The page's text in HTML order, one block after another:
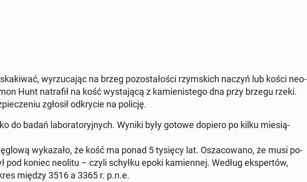
wy­rzu­ca­jąc na brzeg po­zo­sta­ło­ści rzym­skich naczyń lub kości neo­
Hunt na­tra­fił na kość wy­sta­ją­cą z ka­mie­ni­ste­go dna przy brzegu rzeki.
zgłosił od­kry­cie na policję.
do badań la­bo­ra­to­ryj­nych. Wyniki były gotowe dopiero po kilku mie­sią­
wy­ka­za­ło, że kość ma ponad 5 tysięcy lat. Osza­co­wa­no, że musi po­
pod koniec neolitu – czyli schyłku epoki ka­mien­nej. Według eks­per­tów,
między 3516 a 3365 r. p.n.e.